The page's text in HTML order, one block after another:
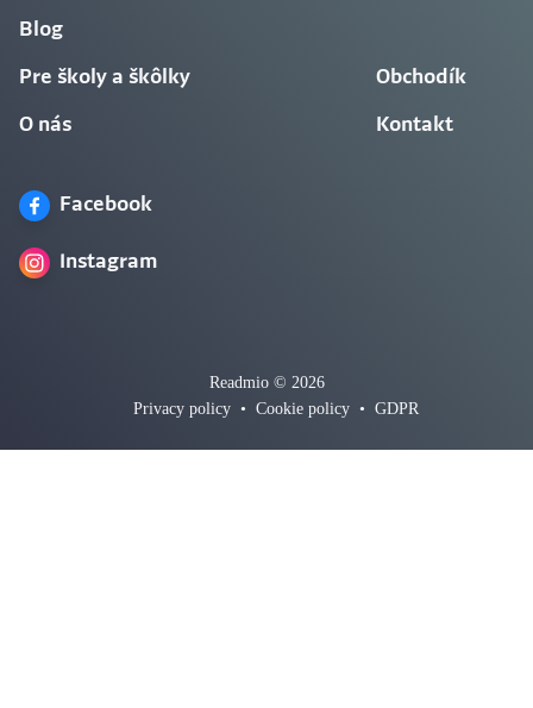
Blog
Pre školy a škôlky
O nás
Obchodík
Kontakt
Facebook
Instagram
Readmio © 2026
Privacy policy • Cookie policy • GDPR